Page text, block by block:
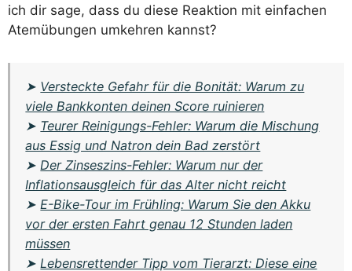
ich dir sage, dass du diese Reaktion mit einfachen
Atemübungen umkehren kannst?
➤ Versteckte Gefahr für die Bonität: Warum zu
viele Bankkonten deinen Score ruinieren
➤ Teurer Reinigungs-Fehler: Warum die Mischung
aus Essig und Natron dein Bad zerstört
➤Der Zinseszins-Fehler: Warum nur der
Inflationsausgleich für das Alter nicht reicht
➤E-Bike-Tour im Frühling: Warum Sie den Akku
vor der ersten Fahrt genau 12 Stunden laden
müssen
➤Lebensrettender Tipp vom Tierarzt: Diese eine